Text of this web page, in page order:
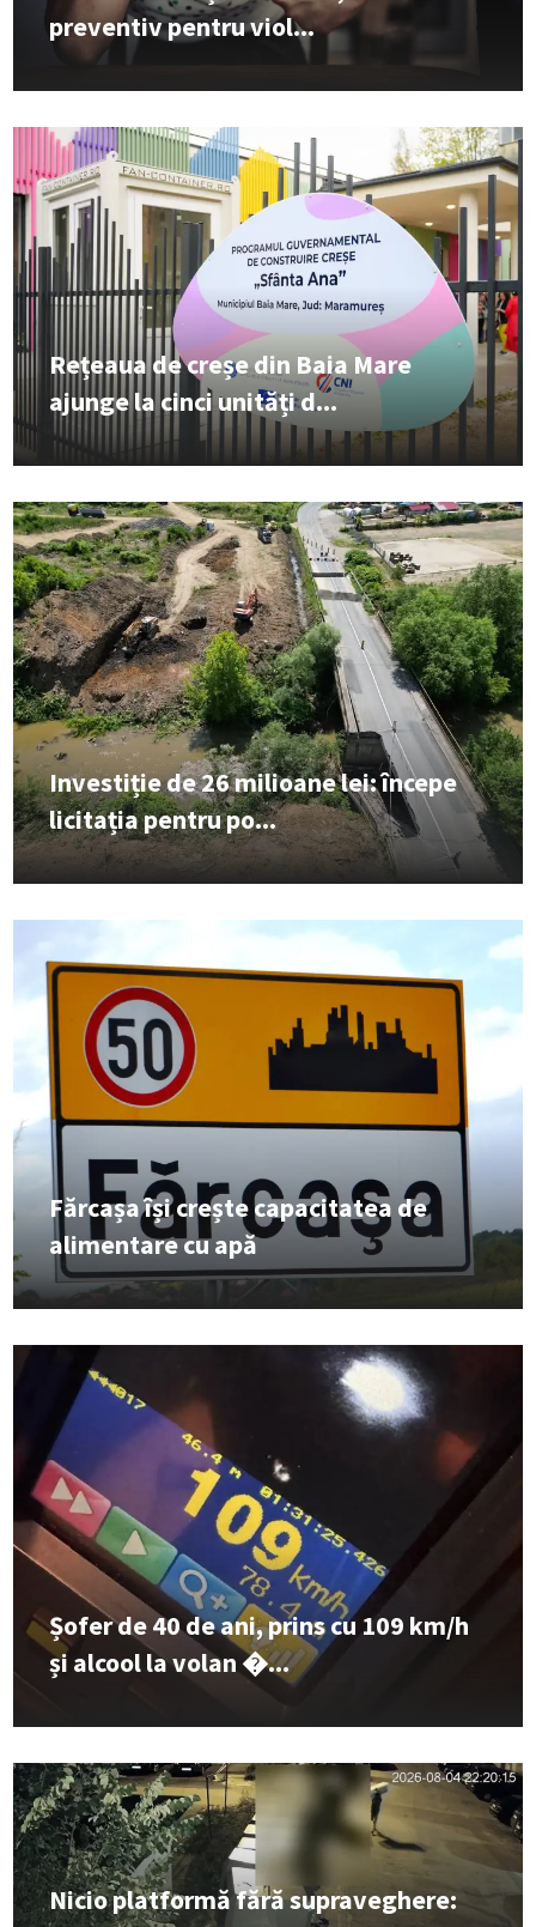
preventiv pentru viol...
Rețeaua de creșe din Baia Mare
ajunge la cinci unități d...
Investiție de 26 milioane lei: începe
licitația pentru po...
Fărcașa își crește capacitatea de
alimentare cu apă
Șofer de 40 de ani, prins cu 109 km/h
și alcool la volan �...
Nicio platformă fără supraveghere: